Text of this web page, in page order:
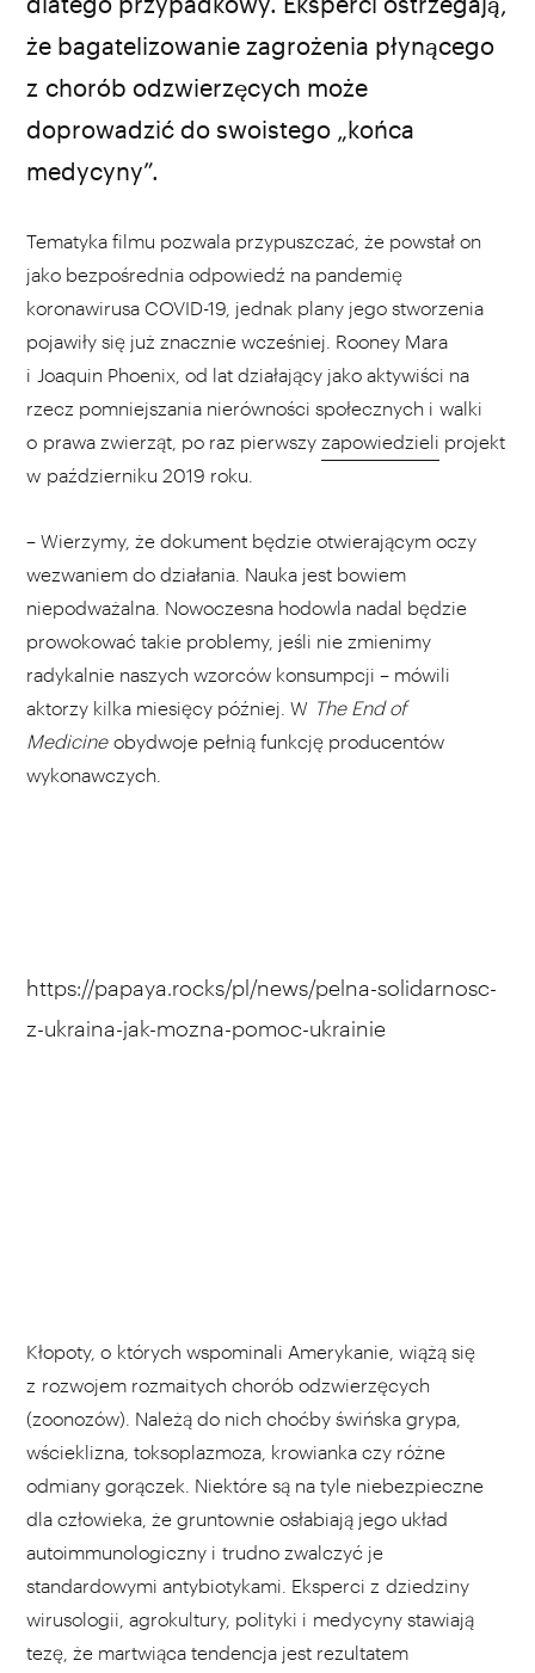
że bagatelizowanie zagrożenia płynącego
z chorób odzwierzęcych może
doprowadzić do swoistego „końca
medycyny”.
Tematyka filmu pozwala przypuszczać, że powstał on
jako bezpośrednia odpowiedź na pandemię
koronawirusa COVID-19, jednak plany jego stworzenia
pojawiły się już znacznie wcześniej. Rooney Mara
i Joaquin Phoenix, od lat działający jako aktywiści na
rzecz pomniejszania nierówności społecznych i walki
o prawa zwierząt, po raz pierwszy zapowiedzieli projekt
w październiku 2019 roku.
– Wierzymy, że dokument będzie otwierającym oczy
wezwaniem do działania. Nauka jest bowiem
niepodważalna. Nowoczesna hodowla nadal będzie
prowokować takie problemy, jeśli nie zmienimy
radykalnie naszych wzorców konsumpcji – mówili
aktorzy kilka miesięcy później. W The End of
Medicine obydwoje pełnią funkcję producentów
wykonawczych.
https://papaya.rocks/pl/news/pelna-solidarnosc-
z-ukraina-jak-mozna-pomoc-ukrainie
Kłopoty, o których wspominali Amerykanie, wiążą się
z rozwojem rozmaitych chorób odzwierzęcych
(zoonozów). Należą do nich choćby świńska grypa,
wścieklizna, toksoplazmoza, krowianka czy różne
odmiany gorączek. Niektóre są na tyle niebezpieczne
dla człowieka, że gruntownie osłabiają jego układ
autoimmunologiczny i trudno zwalczyć je
standardowymi antybiotykami. Eksperci z dziedziny
wirusologii, agrokultury, polityki i medycyny stawiają
tezę, że martwiąca tendencja jest rezultatem